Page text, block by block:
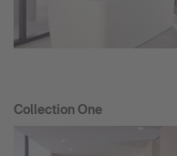
Collection One